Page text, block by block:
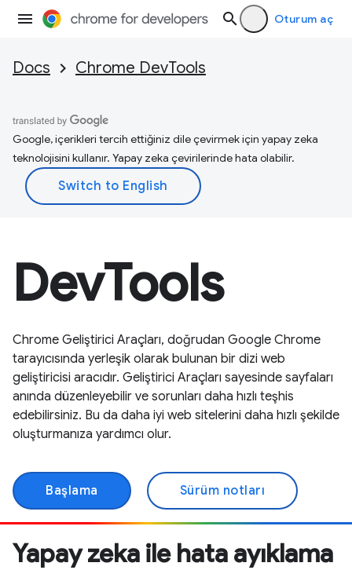
Oturum aç
Docs Chrome DevTools
Google, içerikleri tercih ettiğiniz dile çevirmek için yapay zeka
teknolojisini kullanır. Yapay zeka çevirilerinde hata olabilir.
DevTools
Chrome Geliştirici Araçları, doğrudan Google Chrome
tarayıcısında yerleşik olarak bulunan bir dizi web
geliştiricisi aracıdır. Geliştirici Araçları sayesinde sayfaları
anında düzenleyebilir ve sorunları daha hızlı teşhis
edebilirsiniz. Bu da daha iyi web sitelerini daha hızlı şekilde
oluşturmanıza yardımcı olur.
Başlama Sürüm notları
Yapay zeka ile hata ayıklama